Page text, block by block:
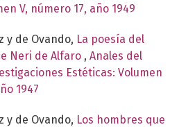
V, número 17, año 1949
y de Ovando, La poesía del
Neri de Alfaro , Anales del
Estéticas: Volumen
1947
y de Ovando, Los hombres que